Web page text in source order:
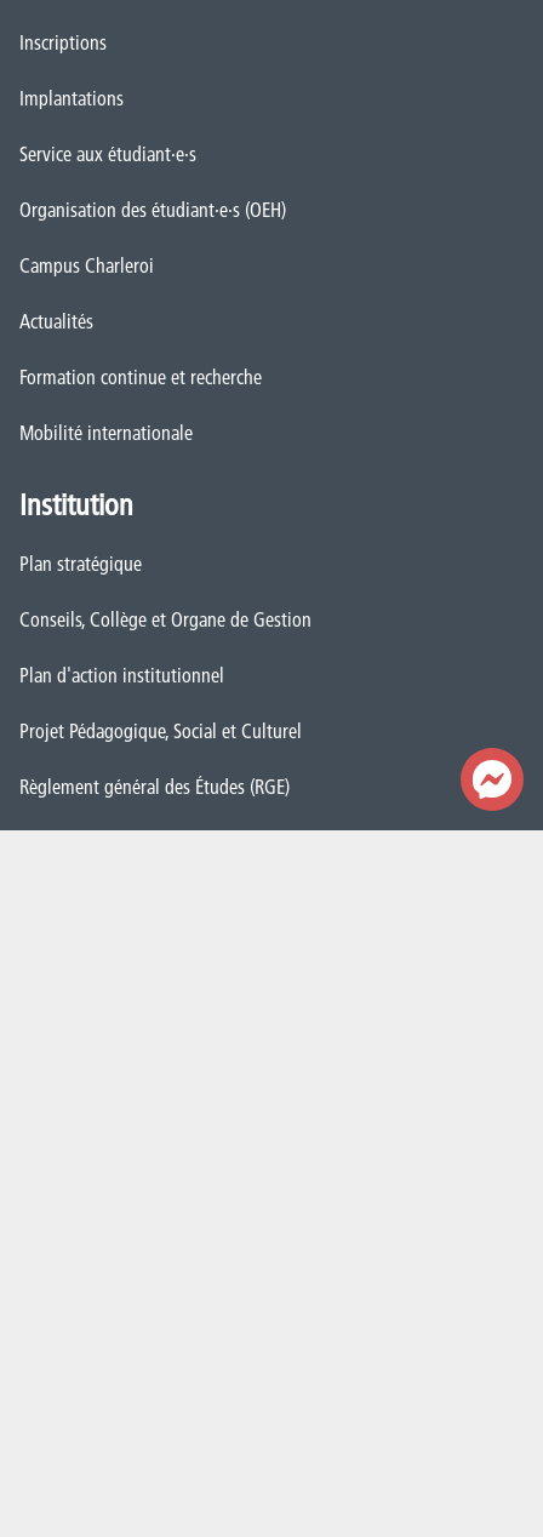
Inscriptions
Implantations
Service aux étudiant·e·s
Organisation des étudiant·e·s (OEH)
Campus Charleroi
Actualités
Formation continue et recherche
Mobilité internationale
Institution
Plan stratégique
Conseils, Collège et Organe de Gestion
Plan d'action institutionnel
Projet Pédagogique, Social et Culturel
Règlement général des Études (RGE)